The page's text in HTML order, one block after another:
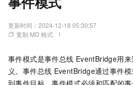
更新时间： 2024-12-18 05:30:57
复制 MD 格式
事件模式是事件总线 EventBridge用
义。 事件总线 EventBridge通过事件
到事件目标，事件模式必须和匹配的